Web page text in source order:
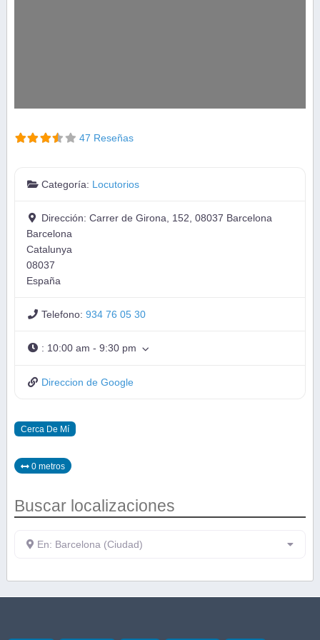
47 Reseñas
Categoría: Locutorios
Dirección:Carrer de Girona, 152, 08037 Barcelona
Barcelona
Catalunya
08037
España
Telefono:934 76 05 30
: 10:00 am - 9:30 pm
Direccion de Google
Cerca De Mí
0 metros
Buscar localizaciones
En: Barcelona (Ciudad)